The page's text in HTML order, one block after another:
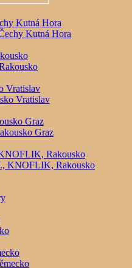
Kutná Hora
Vratislav
Graz
Rakousko